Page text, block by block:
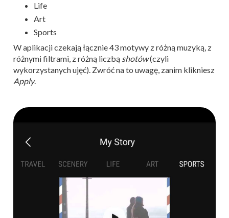
Life
Art
Sports
W aplikacji czekają łącznie 43 motywy z różną muzyką, z
różnymi filtrami, z różną liczbą shotów(czyli
wykorzystanych ujęć). Zwróć na to uwagę, zanim klikniesz
Apply.